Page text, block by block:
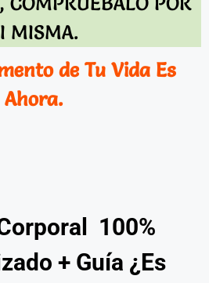
MISMA.
de Tu Vida Es
Ahora.
100%
+ Guía ¿Es